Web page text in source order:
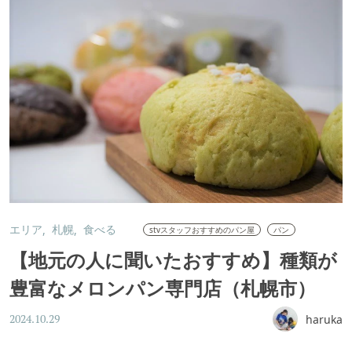
エリア 札幌 食べる stvスタッフおすすめのパン屋 パン
【地元の人に聞いたおすすめ】種類が
豊富なメロンパン専門店（札幌市）
2024.10.29 haruka